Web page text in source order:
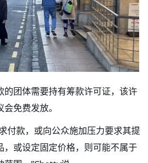
的团体需要持有筹款许可证，该许
免费发放。
付款，或向公众施加压力要求其提
，或设定固定价格，则可能不属于